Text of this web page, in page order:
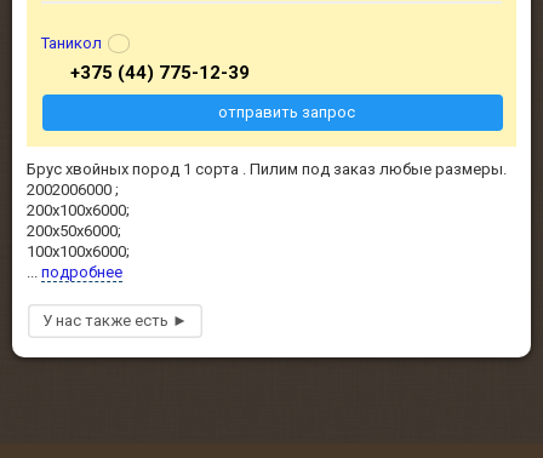
Брус хвойных пород 1 сорта . Пилим под заказ любые размеры.
2002006000 ;
200х100х6000;
200х50х6000;
100х100х6000;
... подробнее
Таникол
+375 (44) 775-12-39
отправить запрос